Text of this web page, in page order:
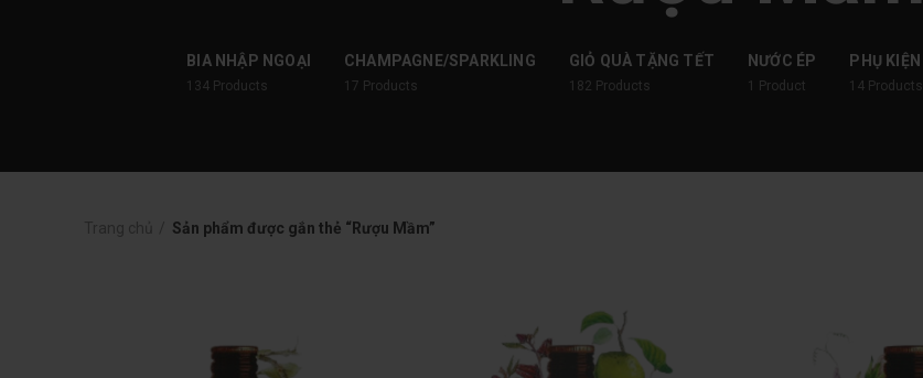
BIA NHẬP NGOẠI
134 Products
CHAMPAGNE/SPARKLING
17 Products
GIỎ QUÀ TẶNG TẾT
182 Products
NƯỚC ÉP
1 Product
PHỤ KIỆN
14 Products
Sản phẩm được gắn thẻ “Rượu Mầm”